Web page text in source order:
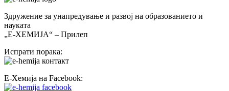
Здружение за унапредување и развој на образованието и
науката
„Е-ХЕМИЈА“ – Прилеп
Испрати порака:
Е-Хемија на Facebook: